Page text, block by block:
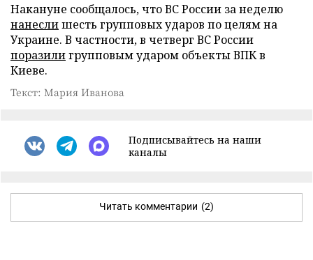
Накануне сообщалось, что ВС России за неделю
нанеслишесть групповых ударов по целям на
Украине. В частности, в четверг ВС России
поразилигрупповым ударом объекты ВПК в
Киеве.
Текст: Мария Иванова
Подписывайтесь на наши
каналы
Читать комментарии (2)